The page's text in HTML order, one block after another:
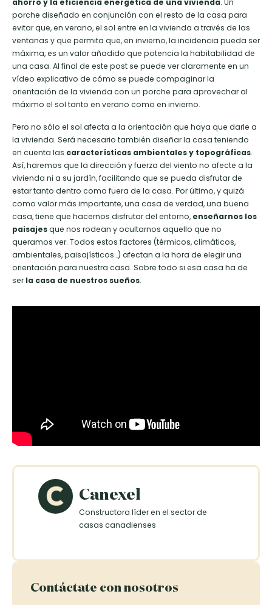
porche diseñado en conjunción con el resto de la casa para
evitar que, en verano, el sol entre en la vivienda a través de las
ventanas y que permita que, en invierno, la incidencia pueda ser
máxima, es un valor añadido que potencia la habitabilidad de
una casa. Al final de este post se puede ver claramente en un
vídeo explicativo de cómo se puede compaginar la
orientación de la vivienda con un porche para aprovechar al
máximo el sol tanto en verano como en invierno.
Pero no sólo el sol afecta a la orientación que haya que darle a
la vivienda. Será necesario también diseñar la casa teniendo
en cuenta las características ambientales y topográficas.
Así, haremos que la dirección y fuerza del viento no afecte a la
vivienda ni a su jardín, facilitando que se pueda disfrutar de
estar tanto dentro como fuera de la casa. Por último, y quizá
como valor más importante, una casa de verdad, una buena
casa, tiene que hacernos disfrutar del entorno, enseñarnos los
paisajesque nos rodean y ocultarnos aquello que no
queramos ver. Todos estos factores (térmicos, climáticos,
ambientales, paisajísticos…) afectan a la hora de elegir una
orientación para nuestra casa. Sobre todo si esa casa ha de
serla casa de nuestros sueños.
Canexel
Constructora líder en el sector de
casas canadienses
Contáctate con nosotros